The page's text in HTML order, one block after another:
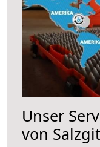
Unser
von